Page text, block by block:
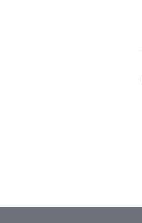
۲۵,۸۵۰,۰۰۰ تومان